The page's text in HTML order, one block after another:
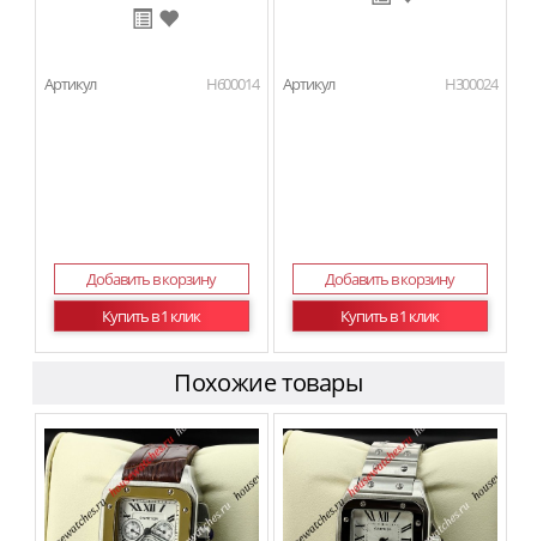
Артикул H600014
Добавить в корзину
Купить в 1 клик
Артикул H300024
Добавить в корзину
Купить в 1 клик
Похожие товары